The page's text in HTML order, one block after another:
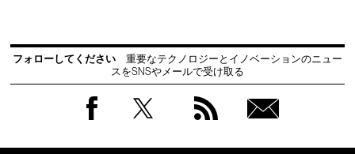
フォローしてください
重要なテクノロジーとイノベーションのニュー
スをSNSやメールで受け取る